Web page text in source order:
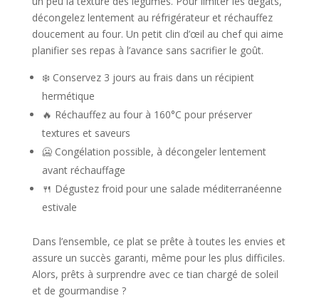
décongelez lentement au réfrigérateur et réchauffez
doucement au four. Un petit clin d’œil au chef qui aime
planifier ses repas à l’avance sans sacrifier le goût.
❄️ Conservez 3 jours au frais dans un récipient
hermétique
🔥 Réchauffez au four à 160°C pour préserver
textures et saveurs
🥶 Congélation possible, à décongeler lentement
avant réchauffage
🍴 Dégustez froid pour une salade méditerranéenne
estivale
Dans l’ensemble, ce plat se prête à toutes les envies et
assure un succès garanti, même pour les plus difficiles.
Alors, prêts à surprendre avec ce tian chargé de soleil
et de gourmandise ?